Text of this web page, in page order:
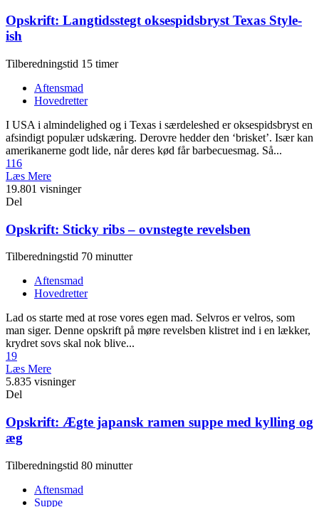
Opskrift: Langtidsstegt oksespidsbryst Texas Style-
ish
Tilberedningstid 15 timer
Aftensmad
Hovedretter
I USA i almindelighed og i Texas i særdeleshed er oksespidsbryst en
afsindigt populær udskæring. Derovre hedder den ‘brisket’. Især kan
amerikanerne godt lide, når deres kød får barbecuesmag. Så...
116
Læs Mere
19.801 visninger
Del
Opskrift: Sticky ribs – ovnstegte revelsben
Tilberedningstid 70 minutter
Aftensmad
Hovedretter
Lad os starte med at rose vores egen mad. Selvros er velros, som
man siger. Denne opskrift på møre revelsben klistret ind i en lækker,
krydret sovs skal nok blive...
19
Læs Mere
5.835 visninger
Del
Opskrift: Ægte japansk ramen suppe med kylling og
æg
Tilberedningstid 80 minutter
Aftensmad
Suppe